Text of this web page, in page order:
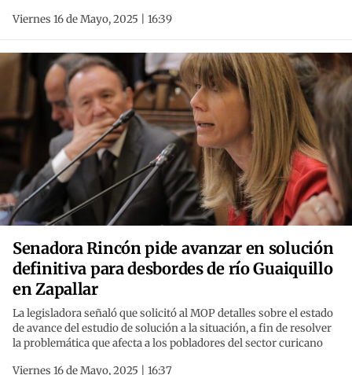
Viernes 16 de Mayo, 2025 | 16:39
Senadora Rincón pide avanzar en solución
definitiva para desbordes de río Guaiquillo
en Zapallar
La legisladora señaló que solicitó al MOP detalles sobre el estado
de avance del estudio de solución a la situación, a fin de resolver
la problemática que afecta a los pobladores del sector curicano
Viernes 16 de Mayo, 2025 | 16:37